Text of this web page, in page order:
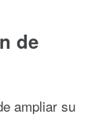
de
ampliar su